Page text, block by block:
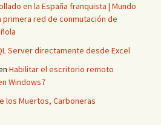
en la España franquista | Mundo
primera red de conmutación de
Server directamente desde Excel
Habilitar el escritorio remoto
Windows7
los Muertos, Carboneras